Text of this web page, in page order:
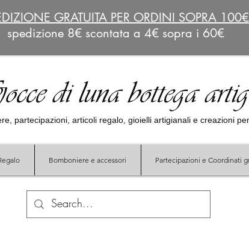
GRATUITA PER ORDINI SOPRA 100€
spedizione 8€ scontata a 4€ sopra i 60€
di luna bottega
partecipazioni, articoli regalo, gioielli artigianali e creazioni
Bomboniere e accessori Partecipazioni e Coordinati